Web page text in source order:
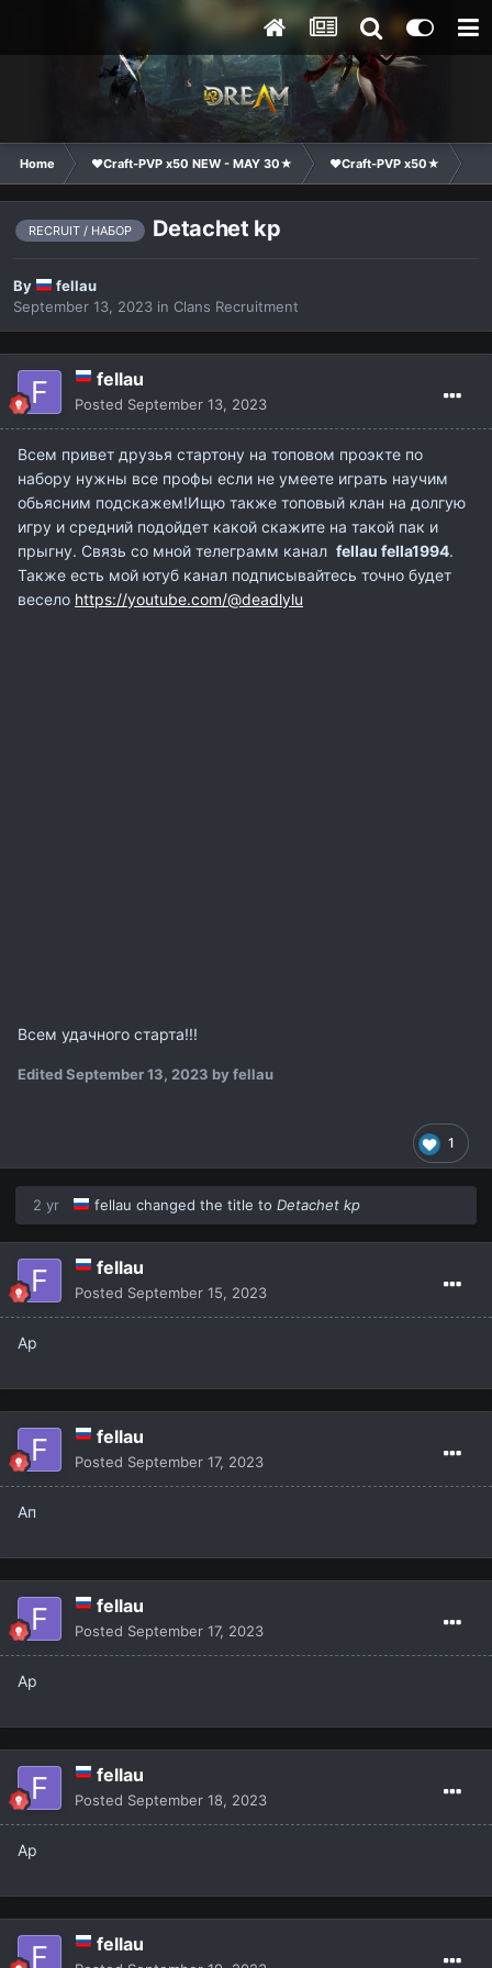
Home ❤Craft-PVP x50 NEW - MAY 30★ ❤Craft-PVP x50★
RECRUIT / НАБОР Detachet kp
By
fellau
September 13, 2023 in Clans Recruitment
fellau
Posted September 13, 2023
Всем привет друзья стартону на топовом проэкте по
набору нужны все профы если не умеете играть научим
обьясним подскажем!Ищю также топовый клан на долгую
игру и средний подойдет какой скажите на такой пак и
прыгну. Связь со мной телеграмм канал fellau fella1994.
Также есть мой ютуб канал подписывайтесь точно будет
весело https://youtube.com/@deadlylu
Всем удачного старта!!!
EditedSeptember 13, 2023 by fellau
1
2 yr fellau changed the title to Detachet kp
fellau
Posted September 15, 2023
Ap
fellau
Posted September 17, 2023
Ап
fellau
Posted September 17, 2023
Ap
fellau
Posted September 18, 2023
Ap
fellau